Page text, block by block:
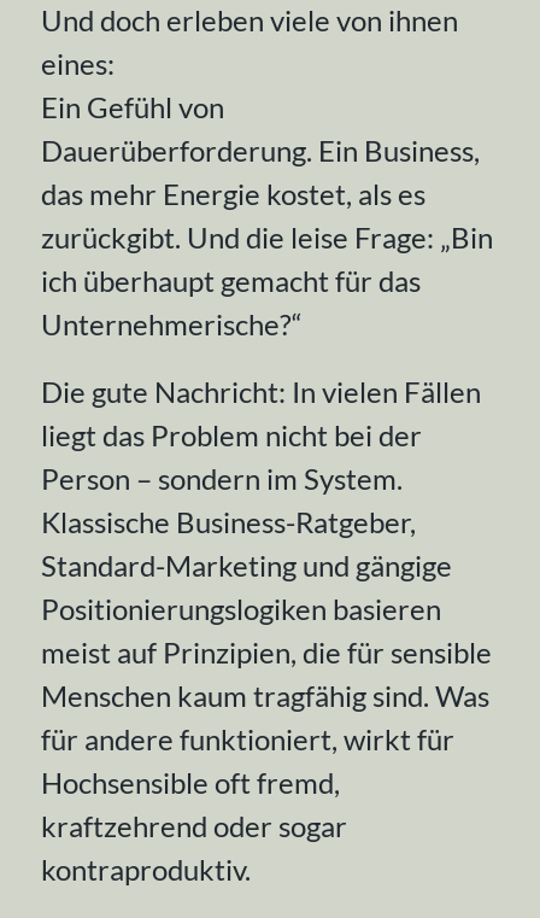
Und doch erleben viele von ihnen
eines:
Ein Gefühl von
Dauerüberforderung. Ein Business,
das mehr Energie kostet, als es
zurückgibt. Und die leise Frage: „Bin
ich überhaupt gemacht für das
Unternehmerische?“
Die gute Nachricht: In vielen Fällen
liegt das Problem nicht bei der
Person – sondern im System.
Klassische Business-Ratgeber,
Standard-Marketing und gängige
Positionierungslogiken basieren
meist auf Prinzipien, die für sensible
Menschen kaum tragfähig sind. Was
für andere funktioniert, wirkt für
Hochsensible oft fremd,
kraftzehrend oder sogar
kontraproduktiv.